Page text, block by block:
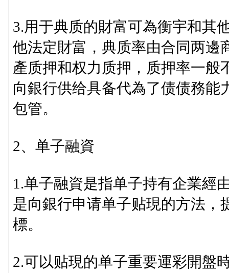
3.用于典质的財富可為衡宇和其
他法定財富，典质率由合同两邊
產质押和权力质押，质押率一般
向銀行供给具备代為了债债務能
包管。
2、单子融資
1.单子融資是指单子持有企業經
是向銀行申请单子贴現的方法，
標。
2.可以贴現的单子重要運彩開盤